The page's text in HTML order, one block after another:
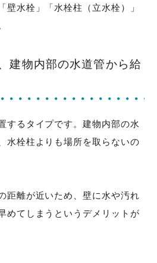
壁水栓」「水栓柱（立水栓）」
建物内部の水道管から給
するタイプです。建物内部の水
水栓柱よりも場所を取らないの
距離が近いため、壁に水や汚れ
めてしまうというデメリットが